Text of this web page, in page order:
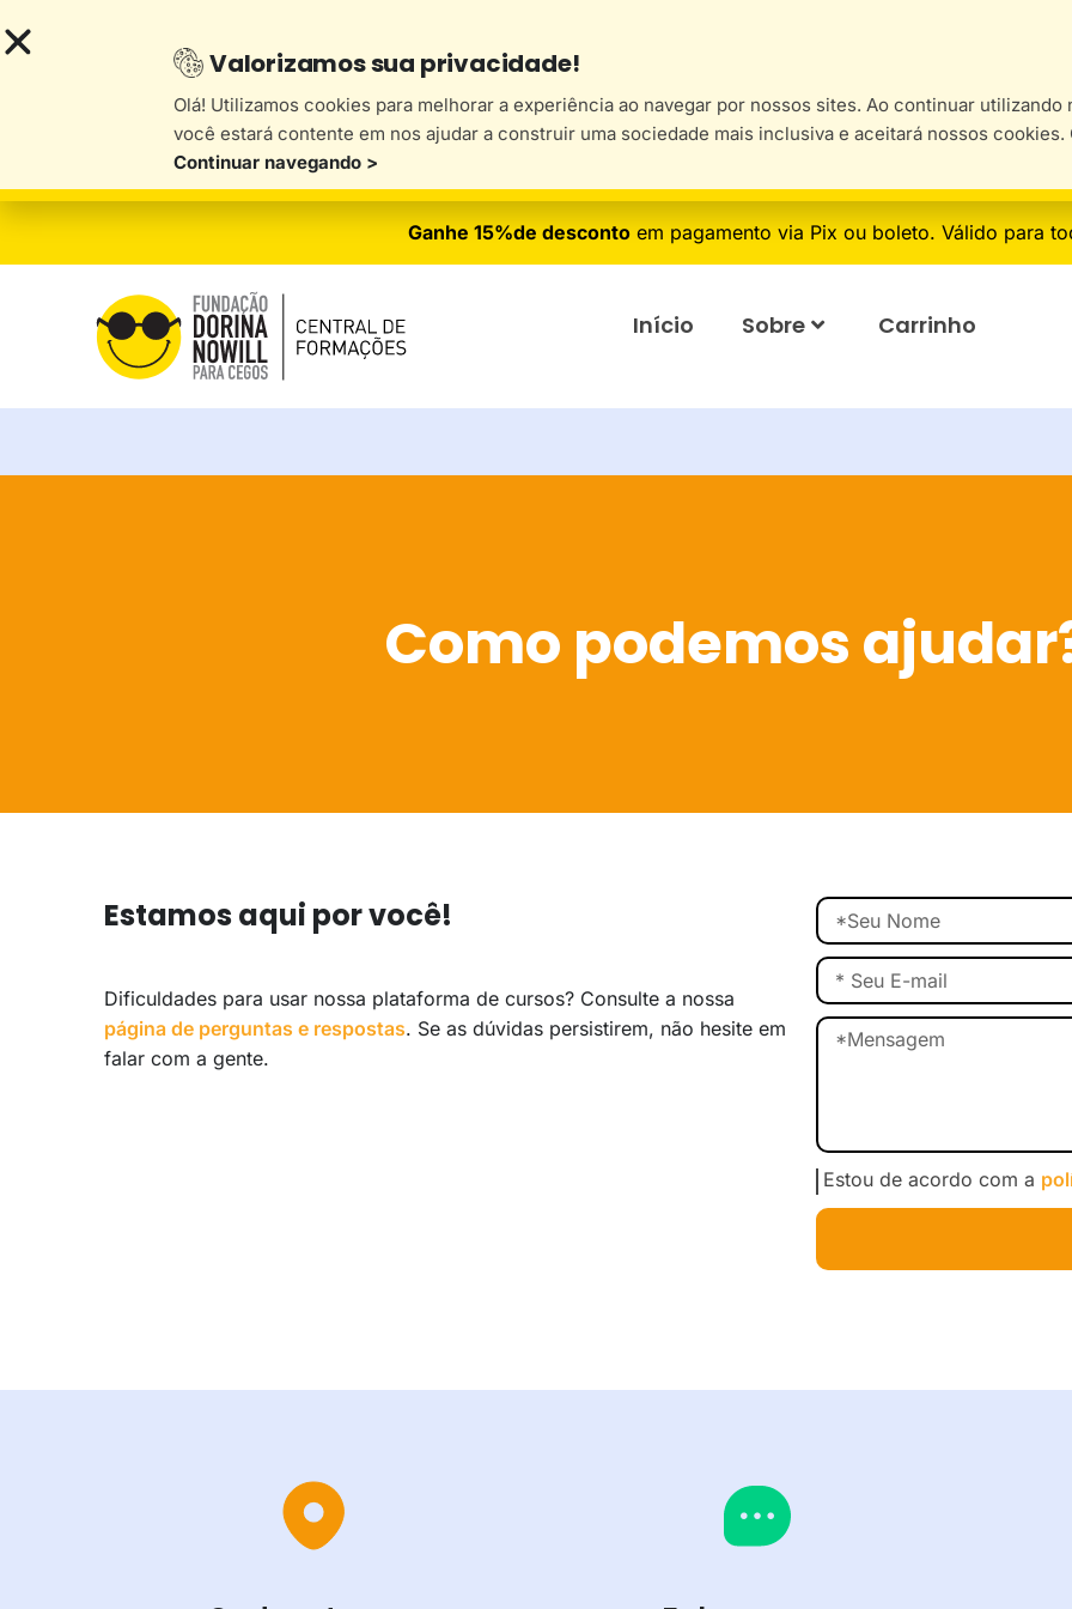
Ganhe 15%de descontoem pagamento via Pix ou boleto. Válido para
Início Sobre Carrinho
Como podemos
Estamos aqui por você!
Dificuldades para usar nossa plataforma de cursos? Consulte a nossa
página de perguntas e respostas. Se as dúvidas persistirem, não hesite em
falar com a gente.
Estou de acordo com a
Valorizamos sua privacidade!
Olá! Utilizamos cookies para melhorar a experiência ao navegar por nossos sites. Ao continuar
você estará contente em nos ajudar a construir uma sociedade mais inclusiva e aceitará nossos
Continuar navegando >